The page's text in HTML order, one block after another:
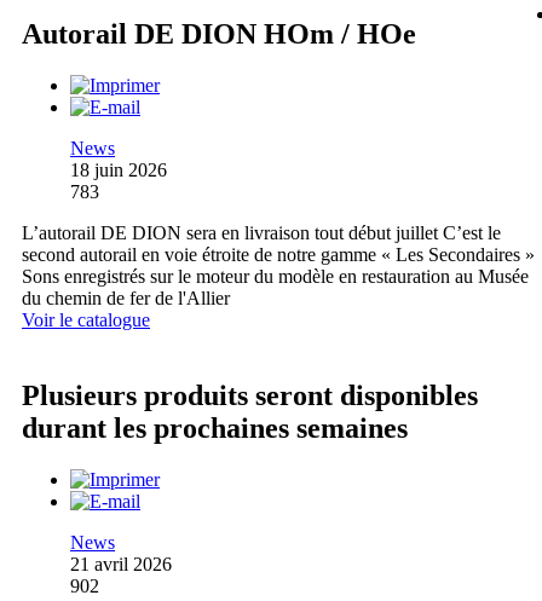
Autorail DE DION HOm / HOe
News
18 juin 2026
783
L’autorail DE DION sera en livraison tout début juillet C’est le
second autorail en voie étroite de notre gamme « Les Secondaires »
Sons enregistrés sur le moteur du modèle en restauration au Musée
du chemin de fer de l'Allier
Voir le catalogue
Plusieurs produits seront disponibles
durant les prochaines semaines
News
21 avril 2026
902